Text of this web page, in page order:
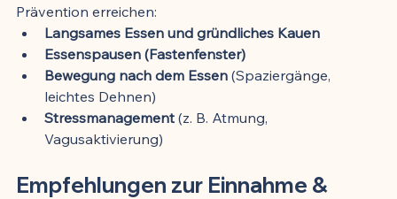
Prävention erreichen:
Langsames Essen und gründliches Kauen
Essenspausen (Fastenfenster)
Bewegung nach dem Essen (Spaziergänge,
leichtes Dehnen)
Stressmanagement (z. B. Atmung,
Vagusaktivierung)
Empfehlungen zur Einnahme &